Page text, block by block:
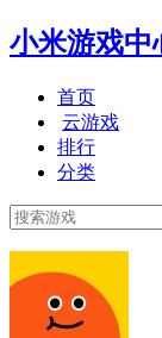
小米游戏中
首页
云游戏
排行
分类